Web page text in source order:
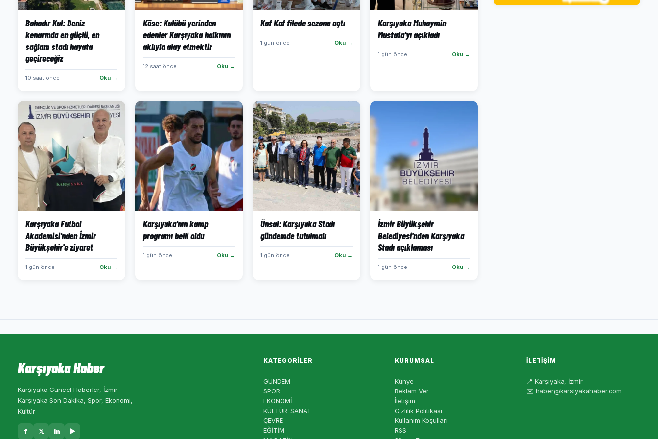
Bahadır Kul: Deniz
kenarında en güçlü, en
sağlam stadı hayata
geçireceğiz
10 saat önce Oku →
Köse: Kulübü yerinden
edenler Karşıyaka halkının
aklıyla alay etmektir
12 saat önce Oku →
Kaf Kaf filede sezonu açtı
1 gün önce Oku →
Karşıyaka Muhaymin
Mustafa'yı açıkladı
1 gün önce Oku →
Karşıyaka Futbol
Akademisi'nden İzmir
Büyükşehir'e ziyaret
1 gün önce Oku →
Karşıyaka'nın kamp
programı belli oldu
1 gün önce Oku →
Ünsal: Karşıyaka Stadı
gündemde tutulmalı
1 gün önce Oku →
İzmir Büyükşehir
Belediyesi'nden Karşıyaka
Stadı açıklaması
1 gün önce Oku →
Karşıyaka Haber
Karşıyaka Güncel Haberler, İzmir
Karşıyaka Son Dakika, Spor, Ekonomi,
Kültür
f 𝕏 in ▶
KATEGORILER
GÜNDEM
SPOR
EKONOMİ
KÜLTÜR-SANAT
ÇEVRE
EĞİTİM
KURUMSAL
Künye
Reklam Ver
İletişim
Gizlilik Politikası
Kullanım Koşulları
RSS
İLETIŞIM
📍 Karşıyaka, İzmir
✉️ haber@karsiyakahaber.com